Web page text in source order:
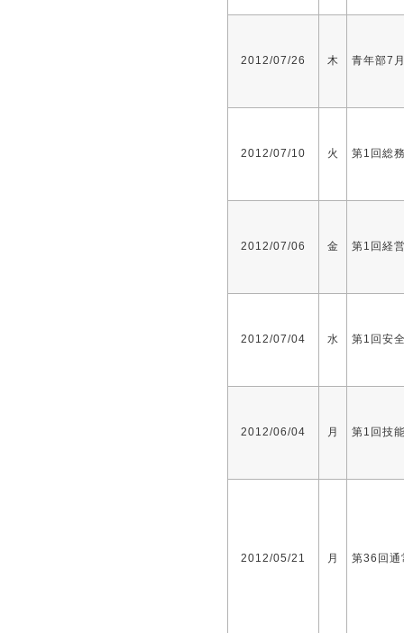
2012/07/26 木 青年部7
2012/07/10 火 第1回総
2012/07/06 金 第1回経
2012/07/04 水 第1回安
2012/06/04 月 第1回技
2012/05/21 月 第36回通